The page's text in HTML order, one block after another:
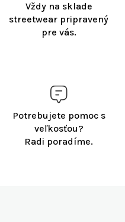
Vždy na sklade
streetwear pripravený
pre vás.
Potrebujete pomoc s
veľkosťou?
Radi poradíme.